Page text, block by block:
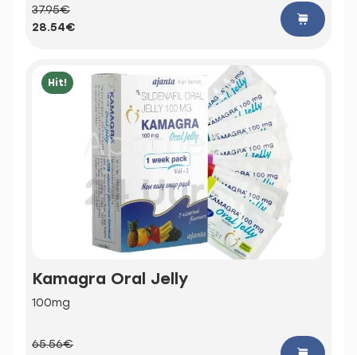
37.95€
28.54€
Hit!
Kamagra Oral Jelly
100mg
65.56€